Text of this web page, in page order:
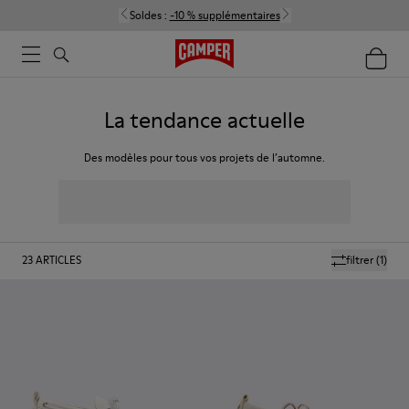
Soldes : -10 % supplémentaires
La tendance actuelle
Des modèles pour tous vos projets de l’automne.
filtrer(1)
23ARTICLES